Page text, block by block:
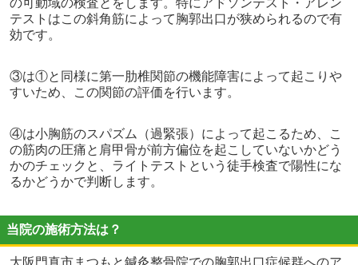
テストはこの斜角筋によって胸郭出口が狭められるので有
効です。
③は①と同様に第一肋椎関節の機能障害によって起こりや
すいため、この関節の評価を行います。
④は小胸筋のスパズム（過緊張）によって起こるため、こ
の筋肉の圧痛と肩甲骨が前方偏位を起こしていないかどう
かのチェックと、ライトテストという徒手検査で陽性にな
るかどうかで判断します。
当院の施術方法は？
大阪門真市まつもと鍼灸整骨院での胸郭出口症候群へのア